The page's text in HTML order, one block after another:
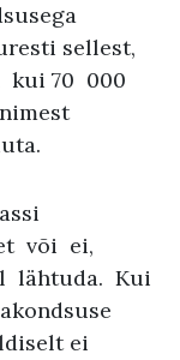
sellest,
kui 70 000
või ei,
lähtuda. Kui
ei